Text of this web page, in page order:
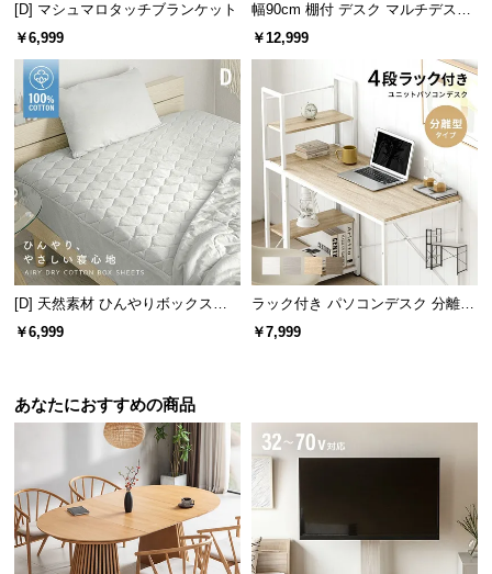
半円型のコード用スリット
壁際に配置してもコードを通せるスリット。円形の
くり抜き型と違い、ワークスペースを圧迫しませ
ん。
[D] マシュマロタッチブランケット
￥6,999
幅90cm 棚付 デスク マルチデスク
ドレッサー
￥12,999
[D] 天然素材 ひんやりボックスシ
ーツ 綿100% 洗える
￥6,999
ラック付き パソコンデスク 分離型
タイプ
￥7,999
あなたにおすすめの商品